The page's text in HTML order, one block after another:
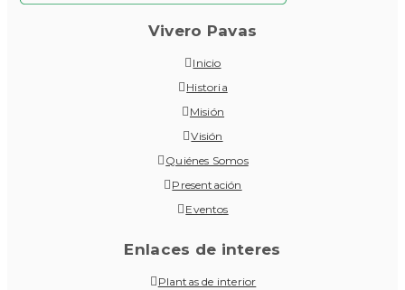
Vivero Pavas
Inicio
Historia
Misión
Visión
Quiénes Somos
Presentación
Eventos
Enlaces de interes
Plantas de interior